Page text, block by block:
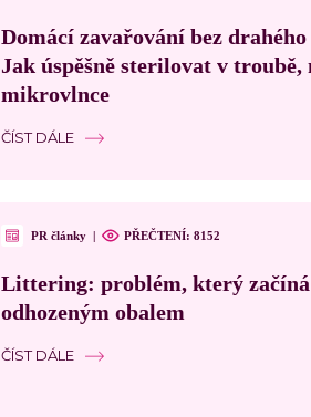
Domácí zavařování bez
Jak úspěšně sterilovat v troubě,
mikrovlnce
ČÍST DÁLE
PR články | PŘEČTENÍ: 8152
Littering: problém, který
odhozeným obalem
ČÍST DÁLE